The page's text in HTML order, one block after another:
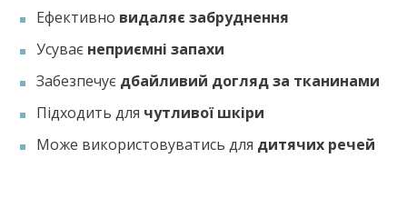
Ефективно видаляє забруднення
Усуває неприємні запахи
Забезпечує дбайливий догляд за тканинами
Підходить для чутливої шкіри
Може використовуватись для дитячих речей